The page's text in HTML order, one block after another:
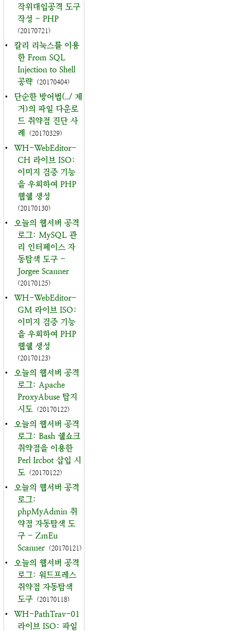
작위대입공격 도구
작성 - PHP
(20170721)
•
칼리 리눅스를 이용
한 From SQL
Injection to Shell
공략 (20170404)
•
단순한 방어법(../ 제
거)의 파일 다운로
드 취약점 진단 사
례
(20170329)
•
WH-WebEditor-
CH 라이브 ISO:
이미지 검증 기능
을 우회하여 PHP
웹쉘 생성
(20170130)
•
오늘의 웹서버 공격
로그: MySQL 관
리 인터페이스 자
동탐색 도구 -
Jorgee Scanner
(20170125)
•
WH-WebEditor-
GM 라이브 ISO:
이미지 검증 기능
을 우회하여 PHP
웹쉘 생성
(20170123)
•
오늘의 웹서버 공격
로그: Apache
ProxyAbuse 탐지
시도 (20170122)
•
오늘의 웹서버 공격
로그: Bash 쉘쇼크
취약점을 이용한
Perl Ircbot 삽입 시
도 (20170122)
•
오늘의 웹서버 공격
로그:
phpMyAdmin 취
약점 자동탐색 도
구 - ZmEu
Scanner (20170121)
•
오늘의 웹서버 공격
로그: 워드프레스
취약점 자동탐색
도구 (20170118)
•
WH-PathTrav-01
라이브 ISO: 파일